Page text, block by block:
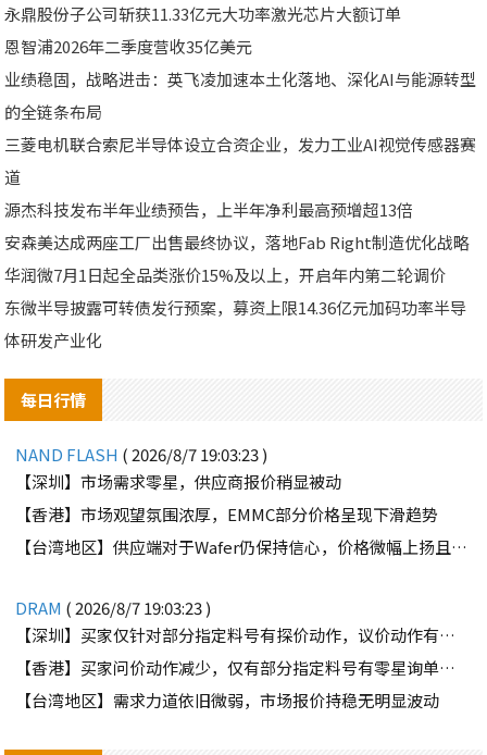
永鼎股份子公司斩获11.33亿元大功率激光芯片大额订单
恩智浦2026年二季度营收35亿美元
业绩稳固，战略进击：英飞凌加速本土化落地、深化AI与能源转型
的全链条布局
三菱电机联合索尼半导体设立合资企业，发力工业AI视觉传感器赛
道
源杰科技发布半年业绩预告，上半年净利最高预增超13倍
安森美达成两座工厂出售最终协议，落地Fab Right制造优化战略
华润微7月1日起全品类涨价15%及以上，开启年内第二轮调价
东微半导披露可转债发行预案，募资上限14.36亿元加码功率半导
体研发产业化
每日行情
NAND FLASH ( 2026/8/7 19:03:23 )
【深圳】市场需求零星，供应商报价稍显被动
【香港】市场观望氛围浓厚，EMMC部分价格呈现下滑趋势
【台湾地区】供应端对于Wafer仍保持信心，价格微幅上扬且惜售态度不变
DRAM ( 2026/8/7 19:03:23 )
【深圳】买家仅针对部分指定料号有探价动作，议价动作有所减少
【香港】买家问价动作减少，仅有部分指定料号有零星询单动作
【台湾地区】需求力道依旧微弱，市场报价持稳无明显波动